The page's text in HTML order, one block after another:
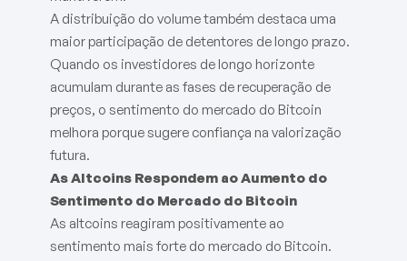
A distribuição do volume também destaca uma
maior participação de detentores de longo prazo.
Quando os investidores de longo horizonte
acumulam durante as fases de recuperação de
preços, o sentimento do mercado do Bitcoin
melhora porque sugere confiança na valorização
futura.
As Altcoins Respondem ao Aumento do
Sentimento do Mercado do Bitcoin
As altcoins reagiram positivamente ao
sentimento mais forte do mercado do Bitcoin.